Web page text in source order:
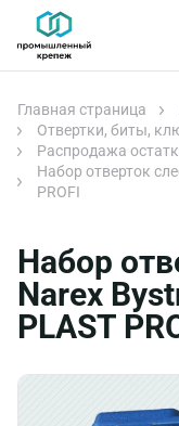
Главная страница
Отвертки, биты,
Распродажа
Набор отверток
PROFI
Набор
Narex
PLAST